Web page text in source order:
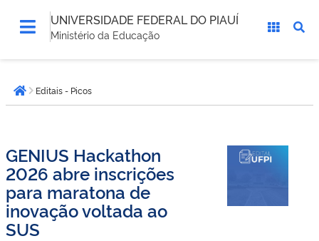
UNIVERSIDADE FEDERAL DO PIAUÍ
Ministério da Educação
está
aqui:Página inicial
Editais - Picos
GENIUS Hackathon
2026 abre inscrições
para maratona de
inovação voltada ao
SUS